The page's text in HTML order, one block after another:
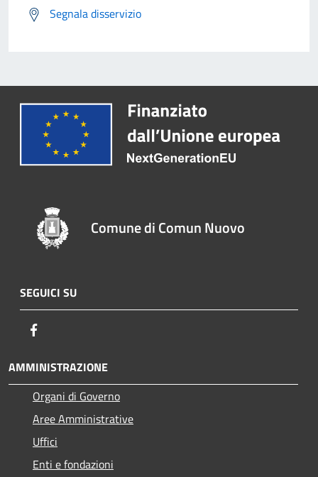
Segnala disservizio
Comune di Comun Nuovo
SEGUICI SU
AMMINISTRAZIONE
Organi di Governo
Aree Amministrative
Uffici
Enti e fondazioni